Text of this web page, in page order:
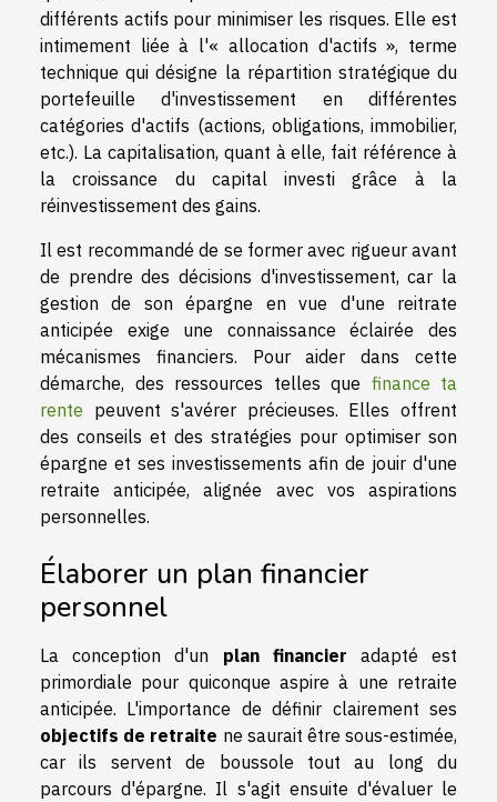
différents actifs pour minimiser les risques. Elle est
intimement liée à l'« allocation d'actifs », terme
technique qui désigne la répartition stratégique du
portefeuille d'investissement en différentes
catégories d'actifs (actions, obligations, immobilier,
etc.). La capitalisation, quant à elle, fait référence à
la croissance du capital investi grâce à la
réinvestissement des gains.
Il est recommandé de se former avec rigueur avant
de prendre des décisions d'investissement, car la
gestion de son épargne en vue d'une reitrate
anticipée exige une connaissance éclairée des
mécanismes financiers. Pour aider dans cette
démarche, des ressources telles que finance ta
rente peuvent s'avérer précieuses. Elles offrent
des conseils et des stratégies pour optimiser son
épargne et ses investissements afin de jouir d'une
retraite anticipée, alignée avec vos aspirations
personnelles.
Élaborer un plan financier
personnel
La conception d'un plan financier adapté est
primordiale pour quiconque aspire à une retraite
anticipée. L'importance de définir clairement ses
objectifs de retraite ne saurait être sous-estimée,
car ils servent de boussole tout au long du
parcours d'épargne. Il s'agit ensuite d'évaluer le